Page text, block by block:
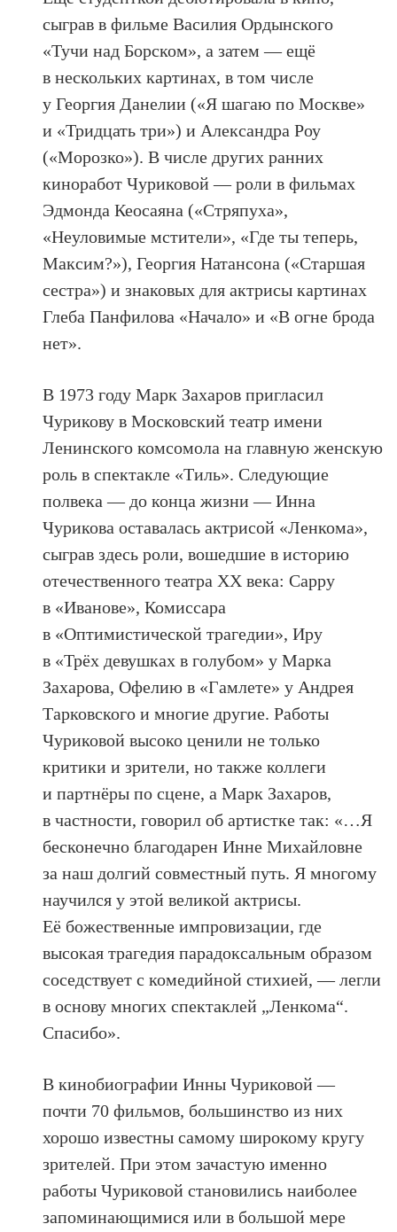
сыграв в фильме Василия Ордынского
«Тучи над Борском», а затем — ещё
в нескольких картинах, в том числе
у Георгия Данелии («Я шагаю по Москве»
и «Тридцать три») и Александра Роу
(«Морозко»). В числе других ранних
киноработ Чуриковой — роли в фильмах
Эдмонда Кеосаяна («Стряпуха»,
«Неуловимые мстители», «Где ты теперь,
Максим?»), Георгия Натансона («Старшая
сестра») и знаковых для актрисы картинах
Глеба Панфилова «Начало» и «В огне брода
нет».
В 1973 году Марк Захаров пригласил
Чурикову в Московский театр имени
Ленинского комсомола на главную женскую
роль в спектакле «Тиль». Следующие
полвека — до конца жизни — Инна
Чурикова оставалась актрисой «Ленкома»,
сыграв здесь роли, вошедшие в историю
отечественного театра ХХ века: Сарру
в «Иванове», Комиссара
в «Оптимистической трагедии», Иру
в «Трёх девушках в голубом» у Марка
Захарова, Офелию в «Гамлете» у Андрея
Тарковского и многие другие. Работы
Чуриковой высоко ценили не только
критики и зрители, но также коллеги
и партнёры по сцене, а Марк Захаров,
в частности, говорил об артистке так: «…Я
бесконечно благодарен Инне Михайловне
за наш долгий совместный путь. Я многому
научился у этой великой актрисы.
Её божественные импровизации, где
высокая трагедия парадоксальным образом
соседствует с комедийной стихией, — легли
в основу многих спектаклей „Ленкома“.
Спасибо».
В кинобиографии Инны Чуриковой —
почти 70 фильмов, большинство из них
хорошо известны самому широкому кругу
зрителей. При этом зачастую именно
работы Чуриковой становились наиболее
запоминающимися или в большой мере